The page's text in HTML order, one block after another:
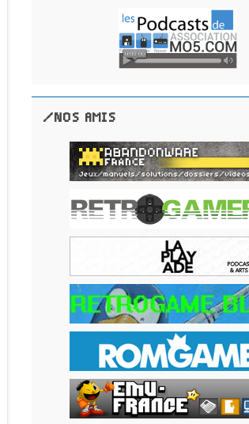
/NOS AMIS